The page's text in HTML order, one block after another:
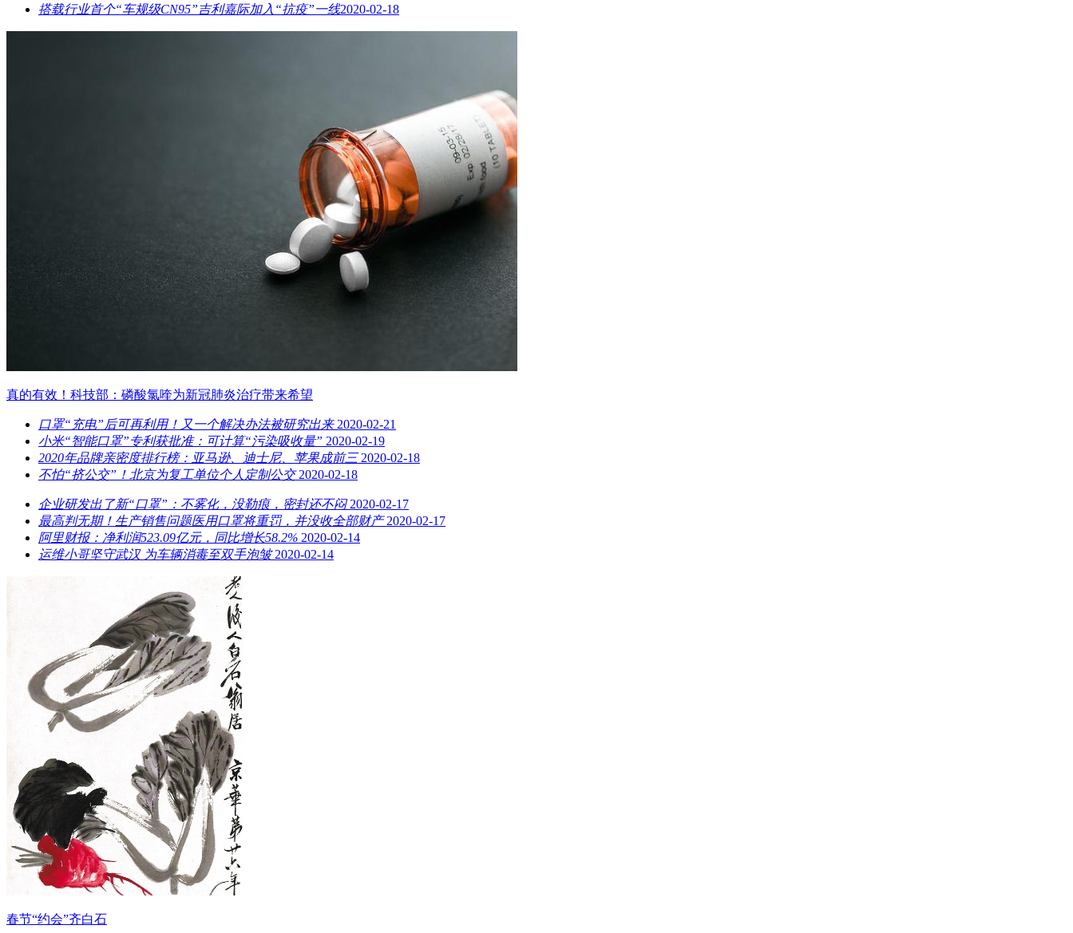
搭载行业首个“车规级CN95”吉利嘉际加入“抗疫”一线​2020-02-18
真的有效！科技部：磷酸氯喹为新冠肺炎治疗带来希望
口罩“充电”后可再利用！又一个解决办法被研究出来 2020-02-21
小米“智能口罩”专利获批准：可计算“污染吸收量” 2020-02-19
2020年品牌亲密度排行榜：亚马逊、迪士尼、苹果成前三 2020-02-18
不怕“挤公交”！北京为复工单位个人定制公交 2020-02-18
企业研发出了新“口罩”：不雾化，没勒痕，密封还不闷2020-02-17
最高判无期！生产销售问题医用口罩将重罚，并没收全部财产 2020-02-17
阿里财报：净利润523.09亿元，同比增长58.2% 2020-02-14
运维小哥坚守武汉 为车辆消毒至双手泡皱 2020-02-14
春节“约会”齐白石